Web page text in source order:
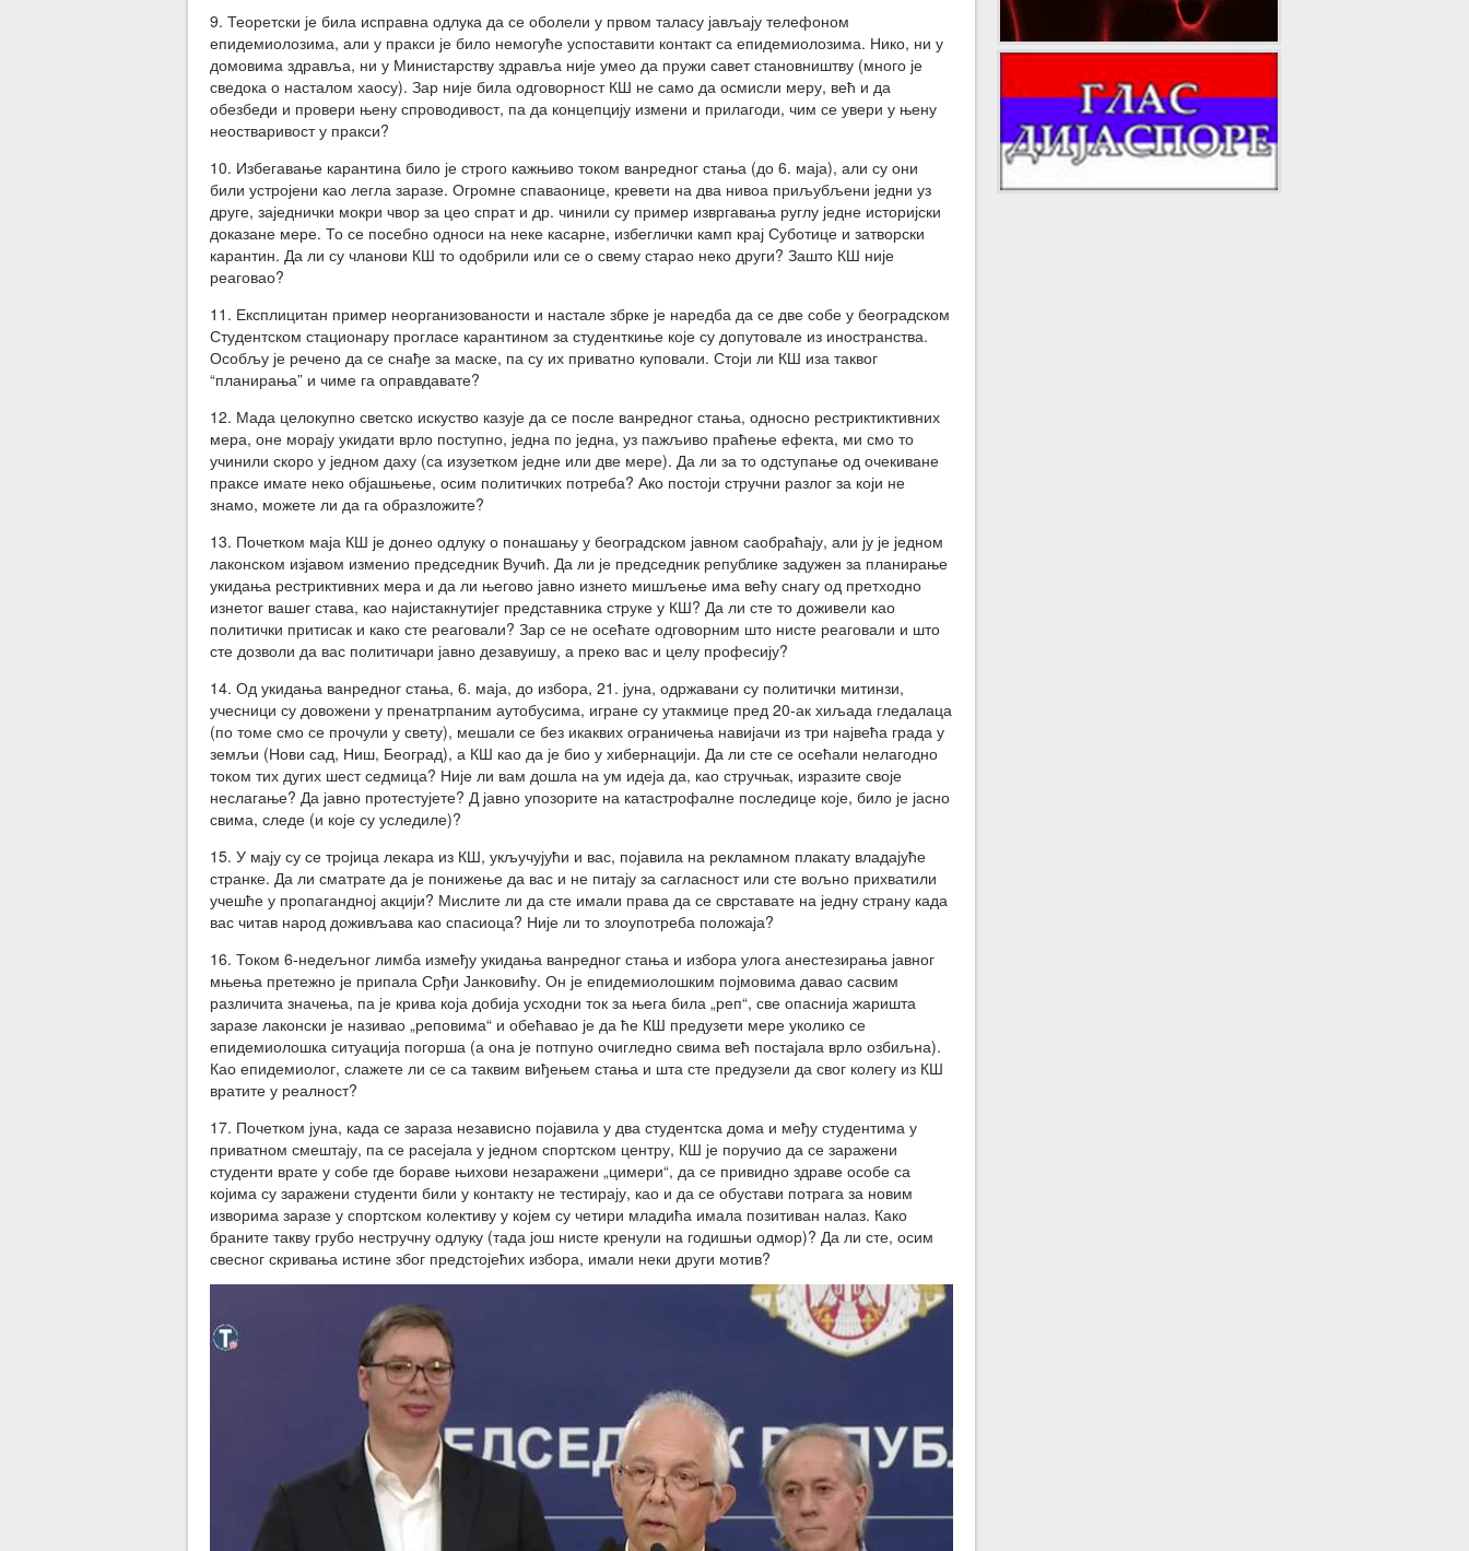
9. Теоретски је била исправна одлука да се оболели у првом таласу јављају телефоном
епидемиолозима, али у пракси је било немогуће успоставити контакт са епидемиолозима. Нико, ни у
домовима здравља, ни у Министарству здравља није умео да пружи савет становништву (много је
сведока о насталом хаосу). Зар није била одговорност КШ не само да осмисли меру, већ и да
обезбеди и провери њену спроводивост, па да концепцију измени и прилагоди, чим се увери у њену
неостваривост у пракси?
10. Избегавање карантина било је строго кажњиво током ванредног стања (до 6. маја), али су они
били устројени као легла заразе. Огромне спаваонице, кревети на два нивоа приљубљени једни уз
друге, заједнички мокри чвор за цео спрат и др. чинили су пример извргавања руглу једне историјски
доказане мере. То се посебно односи на неке касарне, избеглички камп крај Суботице и затворски
карантин. Да ли су чланови КШ то одобрили или се о свему старао неко други? Зашто КШ није
реаговао?
11. Експлицитан пример неорганизованости и настале збрке је наредба да се две собе у београдском
Студентском стационару прогласе карантином за студенткиње које су допутовале из иностранства.
Особљу је речено да се снађе за маске, па су их приватно куповали. Стоји ли КШ иза таквог
“планирања” и чиме га оправдавате?
12. Мада целокупно светско искуство казује да се после ванредног стања, односно рестриктиктивних
мера, оне морају укидати врло поступно, једна по једна, уз пажљиво праћење ефекта, ми смо то
учинили скоро у једном даху (са изузетком једне или две мере). Да ли за то одступање од очекиване
праксе имате неко објашњење, осим политичких потреба? Ако постоји стручни разлог за који не
знамо, можете ли да га образложите?
13. Почетком маја КШ је донео одлуку о понашању у београдском јавном саобраћају, али ју је једном
лаконском изјавом изменио председник Вучић. Да ли је председник републике задужен за планирање
укидања рестриктивних мера и да ли његово јавно изнето мишљење има већу снагу од претходно
изнетог вашег става, као најистакнутијег представника струке у КШ? Да ли сте то доживели као
политички притисак и како сте реаговали? Зар се не осећате одговорним што нисте реаговали и што
сте дозволи да вас политичари јавно дезавуишу, а преко вас и целу професију?
14. Од укидања ванредног стања, 6. маја, до избора, 21. јуна, одржавани су политички митинзи,
учесници су довожени у пренатрпаним аутобусима, игране су утакмице пред 20-ак хиљада гледалаца
(по томе смо се прочули у свету), мешали се без икаквих ограничења навијачи из три највећа града у
земљи (Нови сад, Ниш, Београд), а КШ као да је био у хибернацији. Да ли сте се осећали нелагодно
током тих дугих шест седмица? Није ли вам дошла на ум идеја да, као стручњак, изразите своје
неслагање? Да јавно протестујете? Д јавно упозорите на катастрофалне последице које, било је јасно
свима, следе (и које су уследиле)?
15. У мају су се тројица лекара из КШ, укључујући и вас, појавила на рекламном плакату владајуће
странке. Да ли сматрате да је понижење да вас и не питају за сагласност или сте вољно прихватили
учешће у пропагандној акцији? Мислите ли да сте имали права да се сврставате на једну страну када
вас читав народ доживљава као спасиоца? Није ли то злоупотреба положаја?
16. Током 6-недељног лимба између укидања ванредног стања и избора улога анестезирања јавног
мњења претежно је припала Срђи Јанковићу. Он је епидемиолошким појмовима давао сасвим
различита значења, па је крива која добија усходни ток за њега била „реп“, све опаснија жаришта
заразе лаконски је називао „реповима“ и обећавао је да ће КШ предузети мере уколико се
епидемиолошка ситуација погорша (а она је потпуно очигледно свима већ постајала врло озбиљна).
Као епидемиолог, слажете ли се са таквим виђењем стања и шта сте предузели да свог колегу из КШ
вратите у реалност?
17. Почетком јуна, када се зараза независно појавила у два студентска дома и међу студентима у
приватном смештају, па се расејала у једном спортском центру, КШ је поручио да се заражени
студенти врате у собе где бораве њихови незаражени „цимери“, да се привидно здраве особе са
којима су заражени студенти били у контакту не тестирају, као и да се обустави потрага за новим
изворима заразе у спортском колективу у којем су четири младића имала позитиван налаз. Како
браните такву грубо нестручну одлуку (тада још нисте кренули на годишњи одмор)? Да ли сте, осим
свесног скривања истине због предстојећих избора, имали неки други мотив?